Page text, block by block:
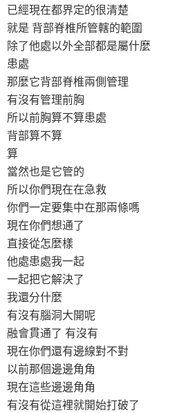
已經現在都界定的很清楚
就是 背部脊椎所管轄的範圍
除了他處以外全部都是屬什麼
患處
那麼它背部脊椎兩側管理
有沒有管理前胸
所以前胸算不算患處
背部算不算
算
當然也是它管的
所以你們現在在急救
你們一定要集中在那兩條嗎
現在你們想通了
直接從怎麼樣
他處患處我一起
一起把它解決了
我還分什麼
有沒有腦洞大開呢
融會貫通了 有沒有
現在你們還有邊線對不對
以前那個邊邊角角
現在這些邊邊角角
有沒有從這裡就開始打破了